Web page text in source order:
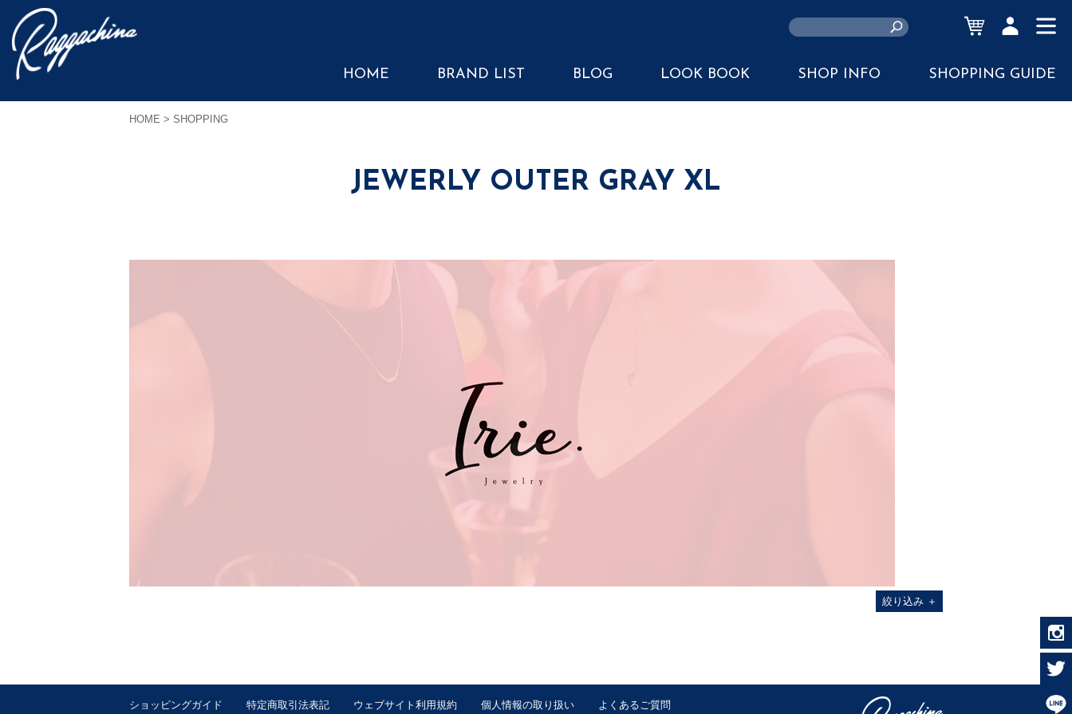
HOME BRAND LIST BLOG LOOK BOOK SHOP INFO SHOPPING GUIDE
HOME > SHOPPING
JEWERLY OUTER GRAY XL
絞り込み ＋
ショッピングガイド 特定商取引法表記 ウェブサイト利用規約 個人情報の取り扱い よくあるご質問